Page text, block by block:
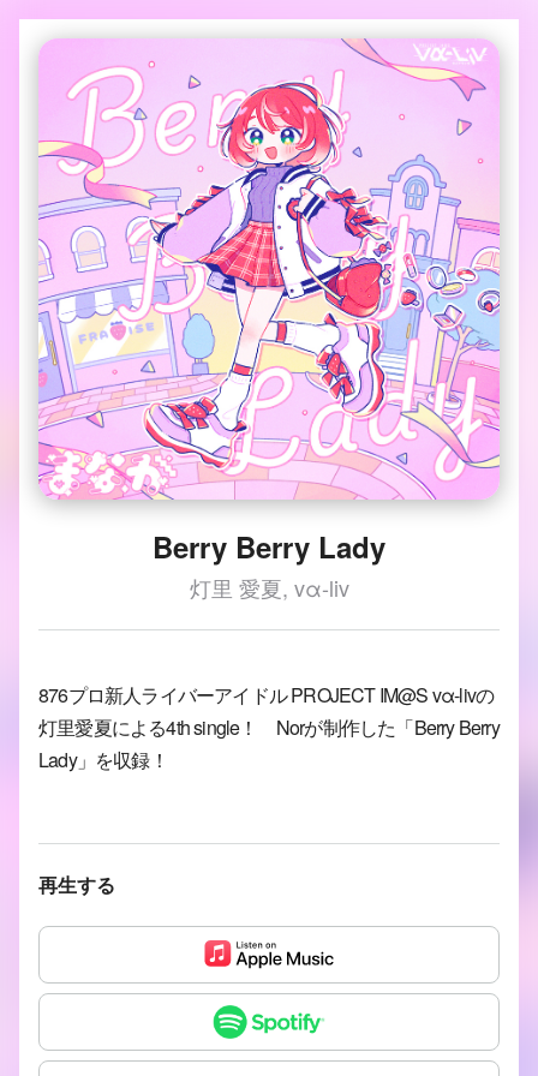
Berry Berry Lady
灯里 愛夏, vα-liv
876プロ新人ライバーアイドル PROJECT IM@S vα-livの
灯里愛夏による4th single！ Norが制作した「Berry Berry
Lady」を収録！
再生する